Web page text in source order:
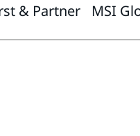
& Partner
MSI